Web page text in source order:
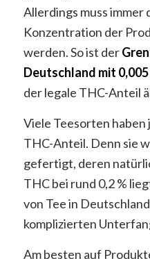
Allerdings muss immer
Konzentration der
werden. So ist der
Deutschland mit 0,005
der legale THC-Anteil
Viele Teesorten
THC-Anteil. Denn sie
gefertigt, deren
THC bei rund 0,2 %
von Tee in
komplizierten
Am besten auf